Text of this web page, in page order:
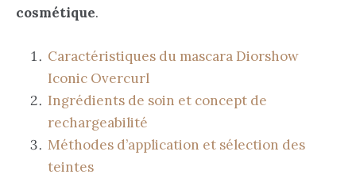
cosmétique.
Caractéristiques du mascara Diorshow
Iconic Overcurl
Ingrédients de soin et concept de
rechargeabilité
Méthodes d’application et sélection des
teintes